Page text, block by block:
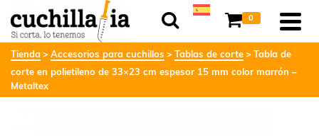
0
Tienda Accesorios para cuchillos Tablas de corte
Tabla de
corte en polietileno de 33×23 cm espesor 15 mm color marrón –
Metaltex